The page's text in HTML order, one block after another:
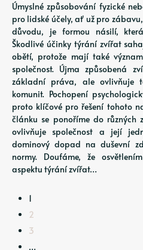
Úmyslné způsobování fyzické
pro lidské účely, ať už pro
důvodu, je formou násilí,
Škodlivé účinky týrání zvířat
obětí, protože mají také
společnost. Újma způsobená
základní práva, ale ovlivňuje
komunit. Pochopení
proto klíčové pro řešení tohoto
článku se ponoříme do
ovlivňuje společnost a její
dominový dopad na duševní
normy. Doufáme, že
aspektu týrání zvířat…
1
2
3
…